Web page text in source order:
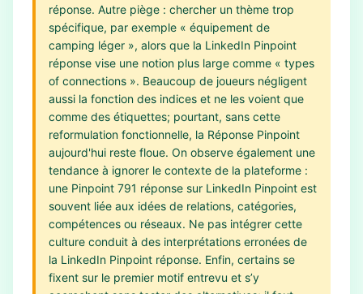
réponse. Autre piège : chercher un thème trop
spécifique, par exemple « équipement de
camping léger », alors que la LinkedIn Pinpoint
réponse vise une notion plus large comme « types
of connections ». Beaucoup de joueurs négligent
aussi la fonction des indices et ne les voient que
comme des étiquettes; pourtant, sans cette
reformulation fonctionnelle, la Réponse Pinpoint
aujourd'hui reste floue. On observe également une
tendance à ignorer le contexte de la plateforme :
une Pinpoint 791 réponse sur LinkedIn Pinpoint est
souvent liée aux idées de relations, catégories,
compétences ou réseaux. Ne pas intégrer cette
culture conduit à des interprétations erronées de
la LinkedIn Pinpoint réponse. Enfin, certains se
fixent sur le premier motif entrevu et s’y